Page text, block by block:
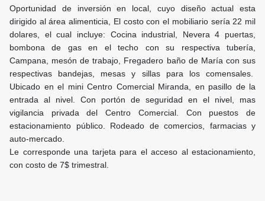
Oportunidad de inversión en local, cuyo diseño actual esta
dirigido al área alimenticia, El costo con el mobiliario sería 22 mil
dolares, el cual incluye: Cocina industrial, Nevera 4 puertas,
bombona de gas en el techo con su respectiva tubería,
Campana, mesón de trabajo, Fregadero baño de María con sus
respectivas bandejas, mesas y sillas para los comensales.
Ubicado en el mini Centro Comercial Miranda, en pasillo de la
entrada al nivel. Con portón de seguridad en el nivel, mas
vigilancia privada del Centro Comercial. Con puestos de
estacionamiento público. Rodeado de comercios, farmacias y
auto-mercado.
Le corresponde una tarjeta para el acceso al estacionamiento,
con costo de 7$ trimestral.